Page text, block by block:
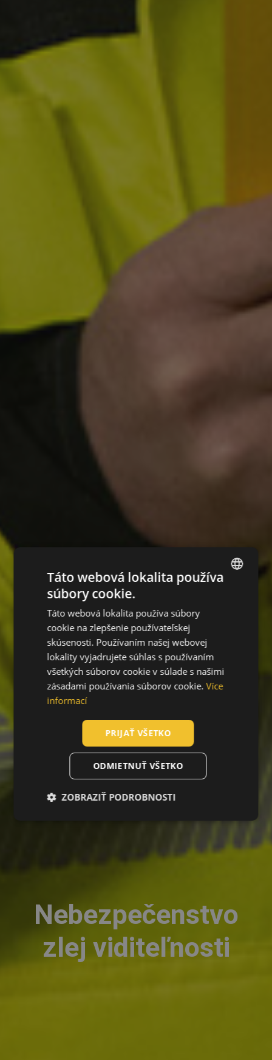
Nebezpečenstvo
zlej viditeľnosti
CZECH
SLOVAK
ROMANIAN
SPANISH
Táto webová lokalita používa
súbory cookie.
Táto webová lokalita používa súbory
cookie na zlepšenie používateľskej
skúsenosti. Používaním našej webovej
lokality vyjadrujete súhlas s používaním
všetkých súborov cookie v súlade s našimi
zásadami používania súborov cookie. Více
informací
PRIJAŤ VŠETKO
ODMIETNUŤ VŠETKO
ZOBRAZIŤ PODROBNOSTI